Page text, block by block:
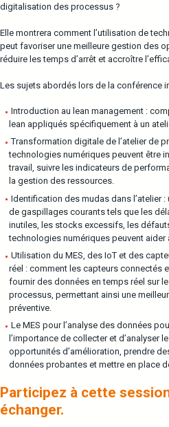
digitalisation des processus ?
Elle montrera comment l’utilisation de
peut favoriser une meilleure gestion des
réduire les temps d’arrêt et accroître
Les sujets abordés lors de la conférence
Introduction au lean management :
lean appliqués spécifiquement à un
Transformation digitale de l’atelier de
technologies numériques peuvent être
travail, suivre les indicateurs de
la gestion des ressources.
Identification des mudas dans l’atelier
de gaspillages courants tels que les
inutiles, les stocks excessifs, les
technologies numériques peuvent aider
Utilisation du MES, des IoT et des
réel : comment les capteurs connectés
fournir des données en temps réel sur
processus, permettant ainsi une
préventive.
Le MES pour l’analyse des données
l’importance de collecter et d’analyser
opportunités d’amélioration, prendre
données probantes et mettre en place
Participez à cette
échanger.